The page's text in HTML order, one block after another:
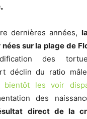
dernières années,
sur la plage de
des
déclin du ratio
bientôt les voir
des
direct de la